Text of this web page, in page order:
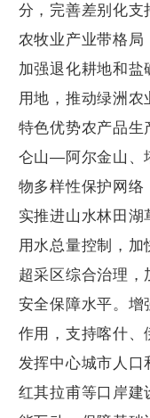
分，完善差别化支
农牧业产业带格局
加强退化耕地和盐
用地，推动绿洲
特色优势农产品生
仑山—阿尔金山、
物多样性保护网络
实推进山水林田
用水总量控制，
超采区综合治理
安全保障水平。增
作用，支持喀什、
发挥中心城市人口
红其拉甫等口岸建